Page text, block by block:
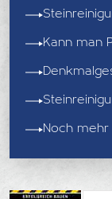
Kann man
Noch